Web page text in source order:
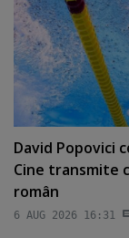
David Popovici
Cine transmite
român
6 AUG 2026 16:31